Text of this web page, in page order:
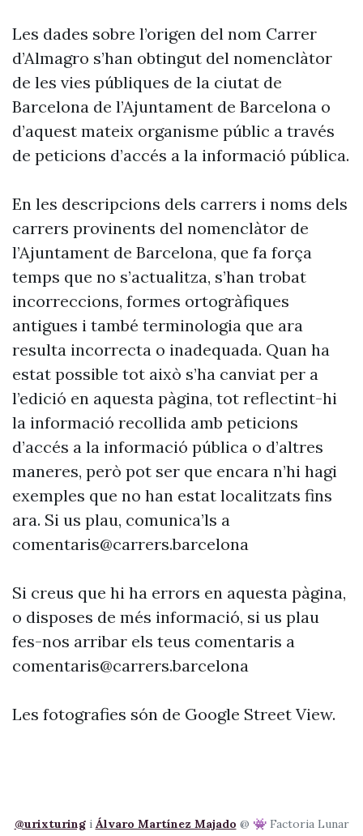
Les dades sobre l’origen del nom Carrer
d’Almagro s’han obtingut del nomenclàtor
de les vies públiques de la ciutat de
Barcelona de l’Ajuntament de Barcelona o
d’aquest mateix organisme públic a través
de peticions d’accés a la informació pública.
En les descripcions dels carrers i noms dels
carrers provinents del nomenclàtor de
l’Ajuntament de Barcelona, que fa força
temps que no s’actualitza, s’han trobat
incorreccions, formes ortogràfiques
antigues i també terminologia que ara
resulta incorrecta o inadequada. Quan ha
estat possible tot això s’ha canviat per a
l’edició en aquesta pàgina, tot reflectint-hi
la informació recollida amb peticions
d’accés a la informació pública o d’altres
maneres, però pot ser que encara n’hi hagi
exemples que no han estat localitzats fins
ara. Si us plau, comunica’ls a
comentaris@carrers.barcelona
Si creus que hi ha errors en aquesta pàgina,
o disposes de més informació, si us plau
fes-nos arribar els teus comentaris a
comentaris@carrers.barcelona
Les fotografies són de Google Street View.
@urixturingi Álvaro Martínez Majado @ 👾 Factoria Lunar